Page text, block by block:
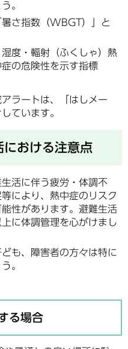
。
さ指数（WBGT）」と
・輻射（ふくしゃ）熱
の危険性を示す指標
ラートは、「はしメー
ています。
における注意点
活に伴う疲労・体調不
により、熱中症のリスク
性があります。避難生活
に体調管理を心がけまし
も、障害者の方々は特に
。
る場合